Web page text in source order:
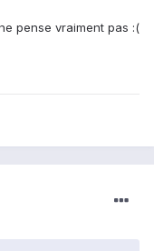
pense vraiment pas :(